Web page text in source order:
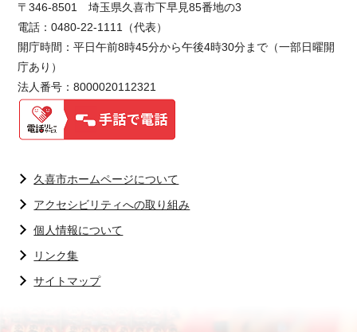
〒346-8501 埼玉県久喜市下早見85番地の3
電話：0480-22-1111（代表）
開庁時間：平日午前8時45分から午後4時30分まで（一部日曜開
庁あり）
法人番号：8000020112321
久喜市ホームページについて
アクセシビリティへの取り組み
個人情報について
リンク集
サイトマップ